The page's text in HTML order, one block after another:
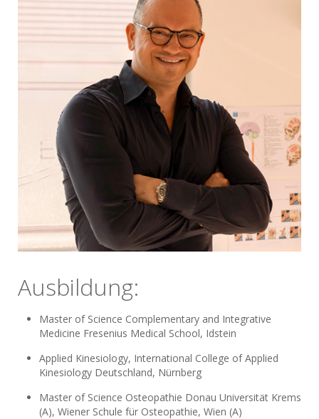
Ausbildung:
Master of Science Complementary and Integrative
Medicine Fresenius Medical School, Idstein
Applied Kinesiology, International College of Applied
Kinesiology Deutschland, Nürnberg
Master of Science Osteopathie Donau Universität Krems
(A), Wiener Schule für Osteopathie, Wien (A)